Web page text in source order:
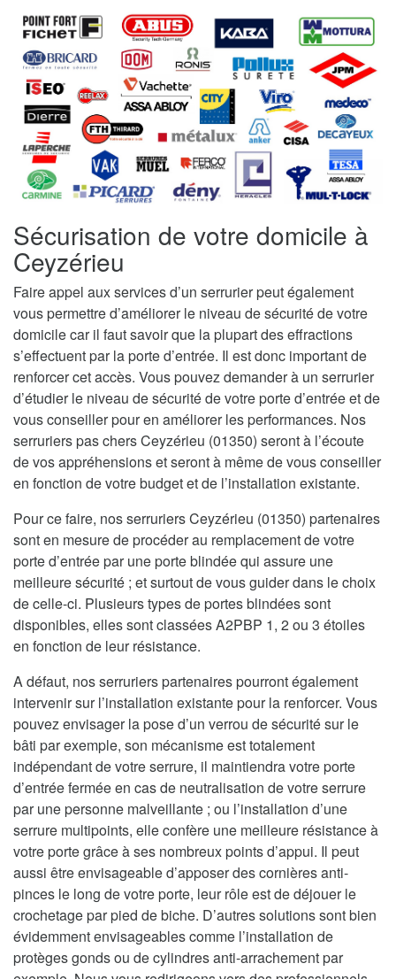
Sécurisation de votre domicile à
Ceyzérieu
Faire appel aux services d’un serrurier peut également
vous permettre d’améliorer le niveau de sécurité de votre
domicile car il faut savoir que la plupart des effractions
s’effectuent par la porte d’entrée. Il est donc important de
renforcer cet accès. Vous pouvez demander à un serrurier
d’étudier le niveau de sécurité de votre porte d’entrée et de
vous conseiller pour en améliorer les performances. Nos
serruriers pas chers Ceyzérieu (01350) seront à l’écoute
de vos appréhensions et seront à même de vous conseiller
en fonction de votre budget et de l’installation existante.
Pour ce faire, nos serruriers Ceyzérieu (01350) partenaires
sont en mesure de procéder au remplacement de votre
porte d’entrée par une porte blindée qui assure une
meilleure sécurité ; et surtout de vous guider dans le choix
de celle-ci. Plusieurs types de portes blindées sont
disponibles, elles sont classées A2PBP 1, 2 ou 3 étoiles
en fonction de leur résistance.
A défaut, nos serruriers partenaires pourront également
intervenir sur l’installation existante pour la renforcer. Vous
pouvez envisager la pose d’un verrou de sécurité sur le
bâti par exemple, son mécanisme est totalement
indépendant de votre serrure, il maintiendra votre porte
d’entrée fermée en cas de neutralisation de votre serrure
par une personne malveillante ; ou l’installation d’une
serrure multipoints, elle confère une meilleure résistance à
votre porte grâce à ses nombreux points d’appui. Il peut
aussi être envisageable d’apposer des cornières anti-
pinces le long de votre porte, leur rôle est de déjouer le
crochetage par pied de biche. D’autres solutions sont bien
évidemment envisageables comme l’installation de
protèges gonds ou de cylindres anti-arrachement par